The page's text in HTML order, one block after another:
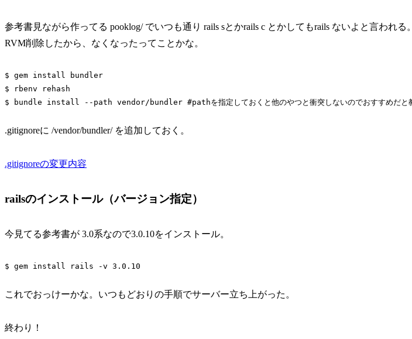
参考書見ながら作ってる pooklog/ でいつも通り rails sとかrails c とかしてもrails ないよと言われる。
RVM削除したから、なくなったってことかな。
$ gem install bundler
$ rbenv rehash
.gitignoreに /vendor/bundler/ を追加しておく。
.gitignoreの変更内容
railsのインストール（バージョン指定）
今見てる参考書が 3.0系なので3.0.10をインストール。
これでおっけーかな。いつもどおりの手順でサーバー立ち上がった。
終わり！